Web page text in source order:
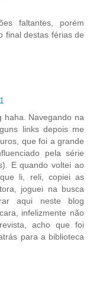
faltantes, porém
final destas férias de
haha. Navegando na
links depois me
que foi a grande
pela série
E quando voltei ao
li, reli, copiei as
joguei na busca
aqui neste blog
infelizmente não
acho que foi
para a biblioteca